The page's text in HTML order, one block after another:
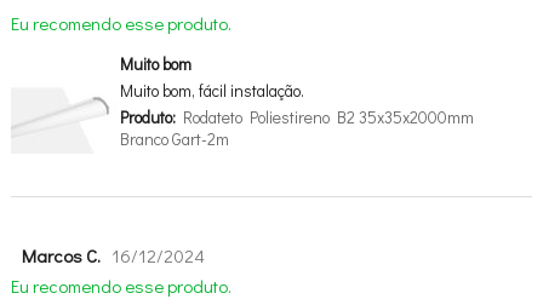
Eu recomendo esse produto.
Muito bom
Muito bom, fácil instalação.
Produto:Rodateto Poliestireno B2 35x35x2000mm
Branco Gart-2m
Marcos C. 16/12/2024
Eu recomendo esse produto.